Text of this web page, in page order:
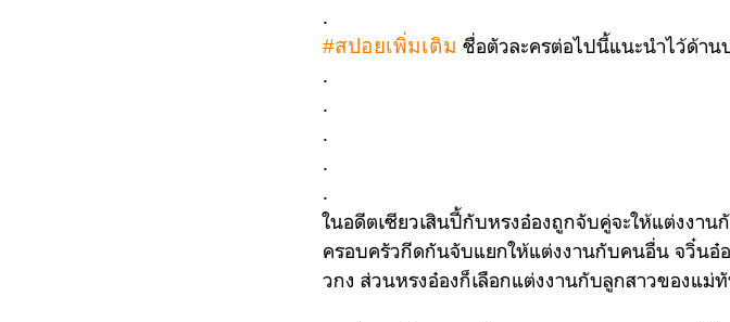
.
#สปอยเพิ่มเติม ชื่อตัวละครต่อไปนี้แนะนำไว้ด้าน
.
.
.
.
.
ในอดีตเซียวเสินปี้กับหรงอ๋องถูกจับคู่จะให้แต่งงา
ครอบครัวกีดกันจับแยกให้แต่งงานกับคนอื่น จวิ๋นอ๋
วกง ส่วนหรงอ๋องก็เลือกแต่งงานกับลูกสาวของแม่